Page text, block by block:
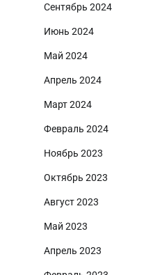
Сентябрь 2024
Июнь 2024
Май 2024
Апрель 2024
Март 2024
Февраль 2024
Ноябрь 2023
Октябрь 2023
Август 2023
Май 2023
Апрель 2023